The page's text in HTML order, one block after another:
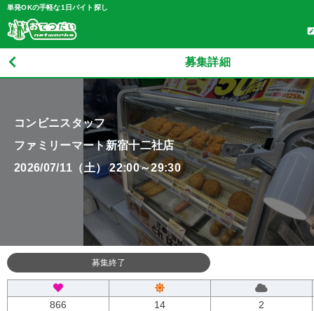
単発OKの手軽な1日バイト探し
募集詳細
コンビニスタッフ
ファミリーマート新宿十二社店
2026/07/11（土） 22:00～29:30
募集終了
866 14 2